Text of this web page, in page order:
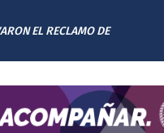
EL RECLAMO DE